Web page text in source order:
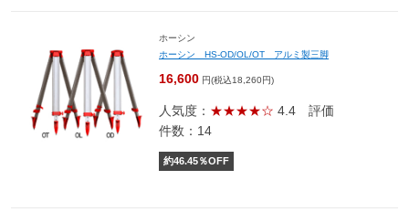
ホーシン
ホーシン HS-OD/OL/OT アルミ製三脚
16,600 円(税込18,260円)
人気度： ★★★★☆ 4.4 評価
件数：14
約46.45％OFF